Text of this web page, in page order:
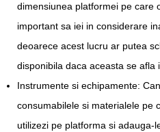
dimensiunea platformei pe care
important sa iei in considerare
deoarece acest lucru ar putea
disponibila daca aceasta se afla
Instrumente si echipamente:
consumabilele si materialele pe
utilizezi pe platforma si adauga-